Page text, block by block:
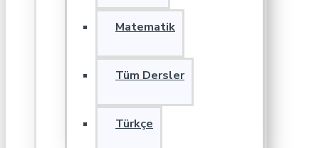
Matematik
Tüm Dersler
Türkçe